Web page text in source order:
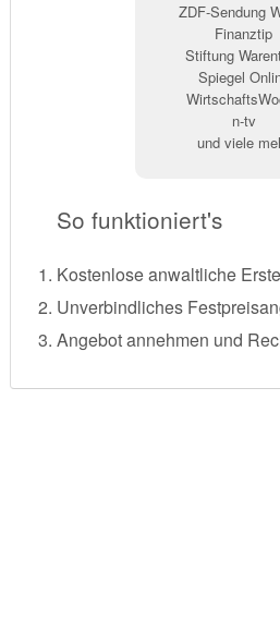
ZDF-Sendung
Finanztip
Stiftung
Spiegel
n-tv
und viele
So funktioniert's
Kostenlose anwaltliche
Unverbindliches
Angebot annehmen und